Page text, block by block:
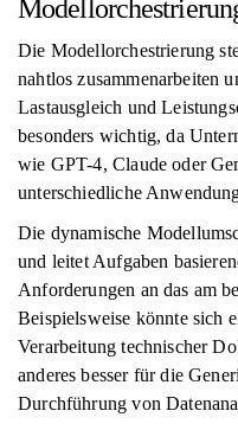
Die Modellorchestrierung
nahtlos zusammenarbeiten
Lastausgleich und
besonders wichtig, da
wie GPT-4, Claude oder
unterschiedliche
Die dynamische
und leitet Aufgaben
Anforderungen an das am
Beispielsweise könnte sich
Verarbeitung technischer
anderes besser für die
Durchführung von